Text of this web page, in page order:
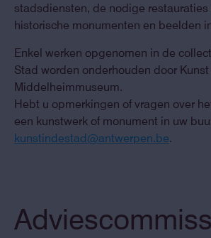
stadsdiensten, de nodige restauraties
historische monumenten en beelden
Enkel werken opgenomen in de
Stad worden onderhouden door
Middelheimmuseum.
Hebt u opmerkingen of vragen over
een kunstwerk of monument in uw
kunstindestad@antwerpen.be.